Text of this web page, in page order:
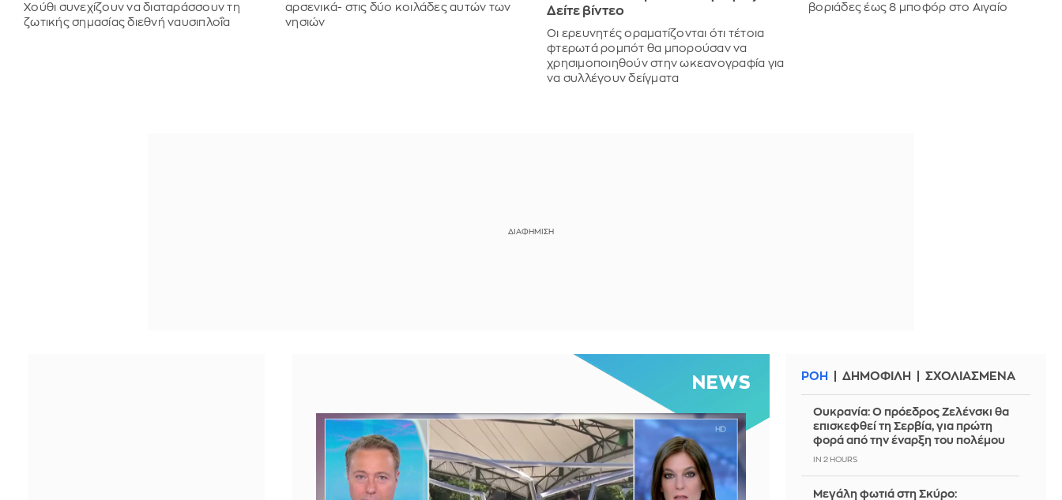
Χούθι συνεχίζουν να διαταράσσουν τη
ζωτικής σημασίας διεθνή ναυσιπλοΐα
αρσενικά- στις δύο κοιλάδες αυτών των
νησιών
Δείτε βίντεο
Οι ερευνητές οραματίζονται ότι τέτοια
φτερωτά ρομπότ θα μπορούσαν να
χρησιμοποιηθούν στην ωκεανογραφία για
να συλλέγουν δείγματα
βοριάδες έως 8 μποφόρ στο Αιγαίο
ΡΟΗ ΔΗΜΟΦΙΛΗ ΣΧΟΛΙΑΣΜΕΝΑ
Ουκρανία: Ο πρόεδρος Ζελένσκι θα
επισκεφθεί τη Σερβία, για πρώτη
φορά από την έναρξη του πολέμου
IN 2 HOURS
Μεγάλη φωτιά στη Σκύρο: